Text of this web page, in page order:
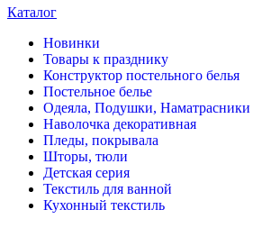
Каталог
Новинки
Товары к празднику
Конструктор постельного белья
Постельное белье
Одеяла, Подушки, Наматрасники
Наволочка декоративная
Пледы, покрывала
Шторы, тюли
Детская серия
Текстиль для ванной
Кухонный текстиль